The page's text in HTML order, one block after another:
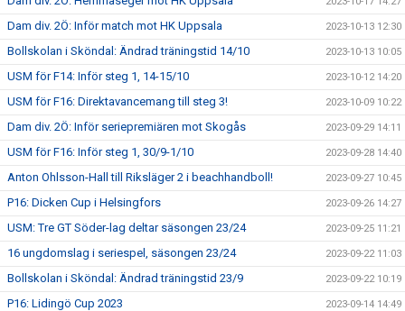
Dam div. 2Ö: Inför match mot HK Uppsala 2023-10-13 12:30
Bollskolan i Sköndal: Ändrad träningstid 14/10 2023-10-13 10:05
USM för F14: Inför steg 1, 14-15/10 2023-10-12 14:20
USM för F16: Direktavancemang till steg 3! 2023-10-09 10:22
Dam div. 2Ö: Inför seriepremiären mot Skogås 2023-09-29 14:11
USM för F16: Inför steg 1, 30/9-1/10 2023-09-28 14:40
Anton Ohlsson-Hall till Riksläger 2 i beachhandboll! 2023-09-27 10:45
P16: Dicken Cup i Helsingfors 2023-09-26 14:27
USM: Tre GT Söder-lag deltar säsongen 23/24 2023-09-25 11:21
16 ungdomslag i seriespel, säsongen 23/24 2023-09-22 11:03
Bollskolan i Sköndal: Ändrad träningstid 23/9 2023-09-22 10:19
P16: Lidingö Cup 2023 2023-09-14 14:49